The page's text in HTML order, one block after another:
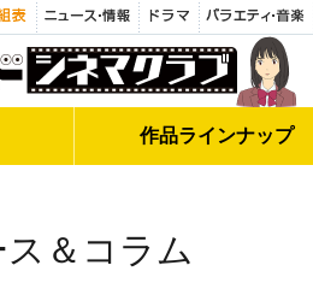
作品ラインナップ
＆コラム